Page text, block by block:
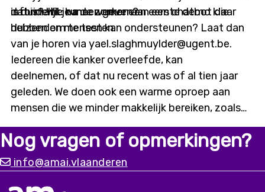
is duidelijk: na de zomer een eerste demo klaar
hebben om te testen.
informatie kunnen geven?
dat is? Wil je meewerken aan een chatbot die
duizenden mensen kan ondersteunen? Laat dan
van je horen via yael.slaghmuylder@ugent.be.
Iedereen die kanker overleefde, kan
deelnemen, of dat nu recent was of al tien jaar
geleden. We doen ook een warme oproep aan
mensen die we minder makkelijk bereiken, zoals
digitaal kwetsbaren of mensen met een
migratieachtergrond. Alleen met input vanuit
diverse ervaringen kunnen we
een chatbot bouwen die er écht is voor iedereen.
Nog vragen of opmerkingen?
info@amai.vlaanderen